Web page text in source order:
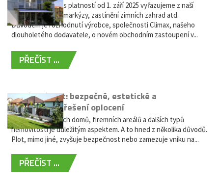
Vážení zákazníci, s platností od 1. září 2025 vyřazujeme z naší
nabídky výsuvné markýzy, zastínění zimních zahrad atd.
Důvodem je rozhodnutí výrobce, společnosti Climax, našeho
dlouholetého dodavatele, o novém obchodním zastoupení v...
PŘEČÍST ...
Hliníkový plot: bezpečné, estetické a
bezúdržbové řešení oplocení
Oplocení rodinných domů, firemních areálů a dalších typů
nemovitostí je důležitým aspektem. A to hned z několika důvodů.
Plot, mimo jiné, zvyšuje bezpečnost nebo zamezuje vniku na...
PŘEČÍST ...